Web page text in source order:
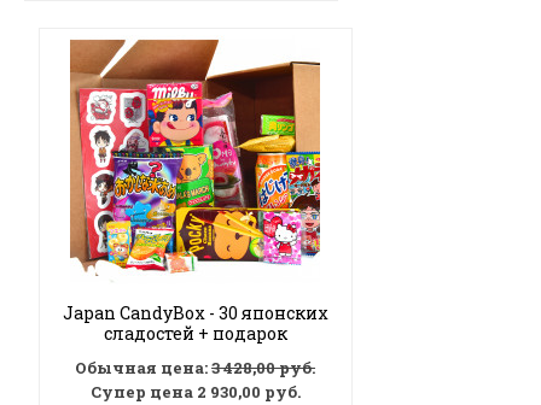
Japan CandyBox - 30 японских
сладостей + подарок
Обычная цена:3 428,00 руб.
Супер цена 2 930,00 руб.